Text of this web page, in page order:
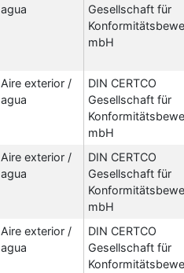
agua
Gesellschaft für
mbH
Aire exterior /
agua
DIN CERTCO
Gesellschaft für
mbH
Aire exterior /
agua
DIN CERTCO
Gesellschaft für
mbH
Aire exterior /
agua
DIN CERTCO
Gesellschaft für